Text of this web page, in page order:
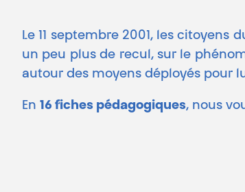
Le 11 septembre 2001, les
un peu plus de recul, sur le
autour des moyens déployés pour
En 16 fiches pédagogiques, nous